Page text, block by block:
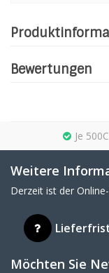
Bewertungen
Je
Weitere
Derzeit ist der
Möchten Sie